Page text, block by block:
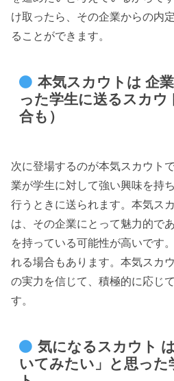
け取ったら、その企業からの内
ることができます。
本気スカウトは 企
った学生に送るスカウ
合も）
次に登場するのが本気スカウト
業が学生に対して強い興味を持
行うときに送られます。本気ス
は、その企業にとって魅力的で
を持っている可能性が高いです
れる場合もあります。本気スカ
の実力を信じて、積極的に応じ
す。
気になるスカウト
いてみたい」と思った